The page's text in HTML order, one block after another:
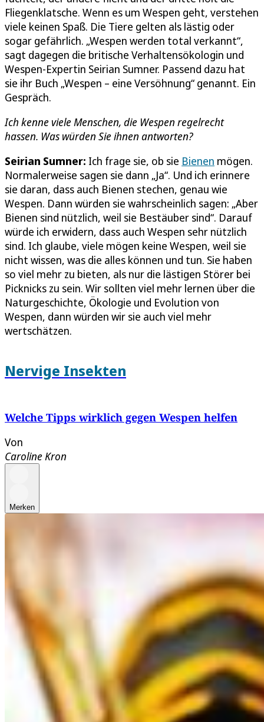
Fliegenklatsche. Wenn es um Wespen geht, verstehen
viele keinen Spaß. Die Tiere gelten als lästig oder
sogar gefährlich. „Wespen werden total verkannt“,
sagt dagegen die britische Verhaltensökologin und
Wespen-Expertin Seirian Sumner. Passend dazu hat
sie ihr Buch „Wespen – eine Versöhnung“ genannt. Ein
Gespräch.
Ich kenne viele Menschen, die Wespen regelrecht
hassen. Was würden Sie ihnen antworten?
Seirian Sumner: Ich frage sie, ob sie Bienen mögen.
Normalerweise sagen sie dann „Ja“. Und ich erinnere
sie daran, dass auch Bienen stechen, genau wie
Wespen. Dann würden sie wahrscheinlich sagen: „Aber
Bienen sind nützlich, weil sie Bestäuber sind“. Darauf
würde ich erwidern, dass auch Wespen sehr nützlich
sind. Ich glaube, viele mögen keine Wespen, weil sie
nicht wissen, was die alles können und tun. Sie haben
so viel mehr zu bieten, als nur die lästigen Störer bei
Picknicks zu sein. Wir sollten viel mehr lernen über die
Naturgeschichte, Ökologie und Evolution von
Wespen, dann würden wir sie auch viel mehr
wertschätzen.
Nervige Insekten
Welche Tipps wirklich gegen Wespen helfen
Von
Caroline Kron
Merken